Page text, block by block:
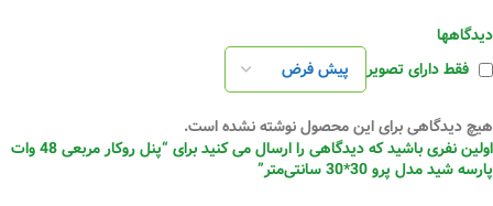
دیدگاهها
فقط دارای تصویر
هیچ دیدگاهی برای این محصول نوشته نشده است.
اولین نفری باشید که دیدگاهی را ارسال می کنید برای “پنل روکار مربعی 48 وات
پارسه شید مدل پرو 30*30 سانتی‌متر”